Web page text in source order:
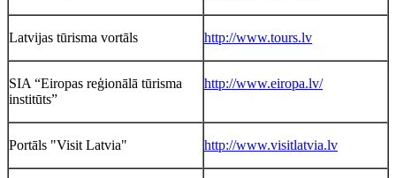
Latvijas tūrisma vortāls http://www.tours.lv
SIA “Eiropas reģionālā tūrisma
institūts”
http://www.eiropa.lv/
Portāls "Visit Latvia" http://www.visitlatvia.lv